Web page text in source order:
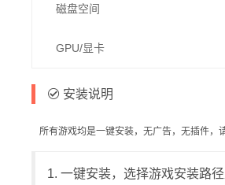
磁盘空间
GPU/显卡
安装说明
所有游戏均是一键安装，无广告，无插件，
1. 一键安装，选择游戏安装路